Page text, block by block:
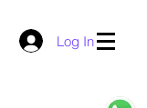
Log In